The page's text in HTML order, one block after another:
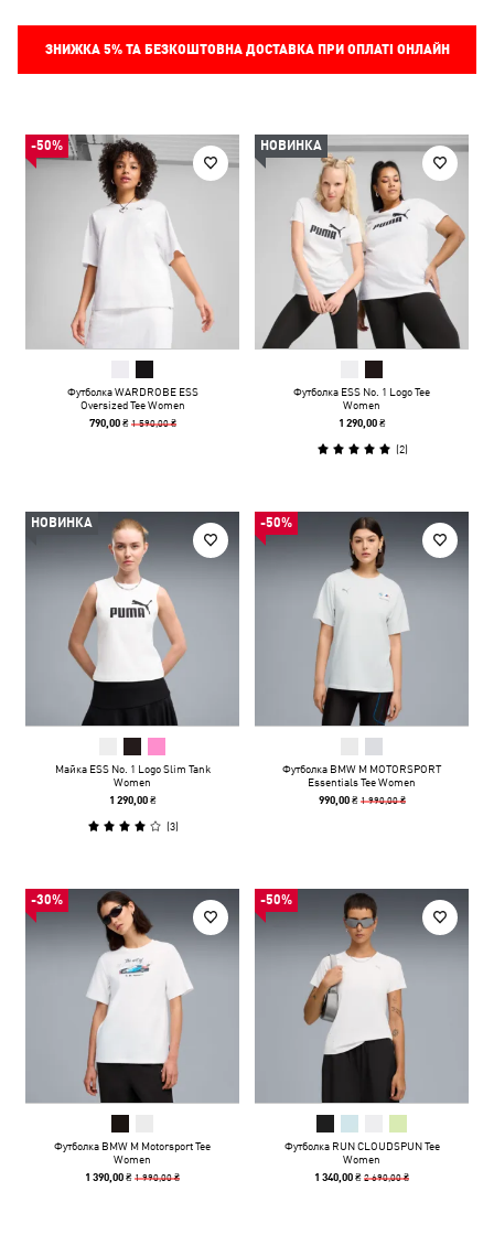
ЗНИЖКА 5%ТА БЕЗКОШТОВНА ДОСТАВКА ПРИ ОПЛАТІ ОНЛАЙН
-50%
Футболка WARDROBE ESS
Oversized Tee Women
790,00 ₴ 1 590,00 ₴
НОВИНКА
Футболка ESS No. 1 Logo Tee
Women
1 290,00 ₴
(2)
НОВИНКА
Майка ESS No. 1 Logo Slim Tank
Women
1 290,00 ₴
(3)
-50%
Футболка BMW M MOTORSPORT
Essentials Tee Women
990,00 ₴ 1 990,00 ₴
-30%
Футболка BMW M Motorsport Tee
Women
1 390,00 ₴1 990,00 ₴
-50%
Футболка RUN CLOUDSPUN Tee
Women
1 340,00 ₴2 690,00 ₴